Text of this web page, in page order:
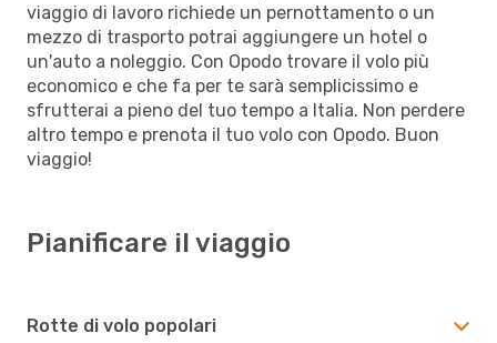
viaggio di lavoro richiede un pernottamento o un
mezzo di trasporto potrai aggiungere un hotel o
un'auto a noleggio. Con Opodo trovare il volo più
economico e che fa per te sarà semplicissimo e
sfrutterai a pieno del tuo tempo a Italia. Non perdere
altro tempo e prenota il tuo volo con Opodo. Buon
viaggio!
Pianificare il viaggio
Rotte di volo popolari